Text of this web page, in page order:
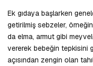
Ek gıdaya başlarken
getirilmiş sebzeler,
da elma, armut gibi
vererek bebeğin tepkisini
açısından zengin olan